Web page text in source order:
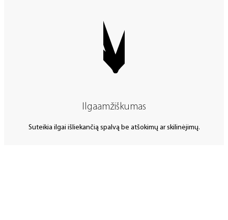
Ilgaamžiškumas
Suteikia ilgai išliekančią spalvą be atšokimų ar skilinėjimų.